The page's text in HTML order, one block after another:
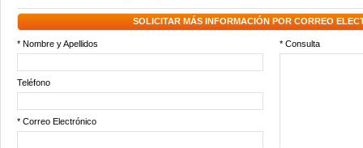
SOLICITAR MÁS INFORMACIÓN POR CORREO
* Nombre y Apellidos * Consulta
Teléfono
* Correo Electrónico